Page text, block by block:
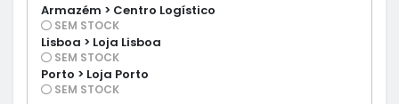
Armazém > Centro Logístico
SEM STOCK
Lisboa > Loja Lisboa
SEM STOCK
Porto > Loja Porto
SEM STOCK